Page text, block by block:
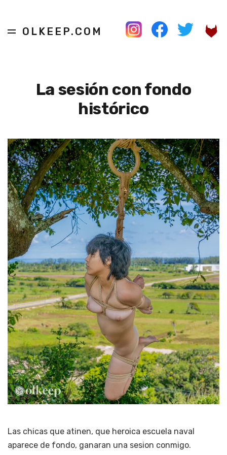
OLKEEP.COM
La sesión con fondo
histórico
Las chicas que atinen, que heroica escuela naval
aparece de fondo, ganaran una sesion conmigo.